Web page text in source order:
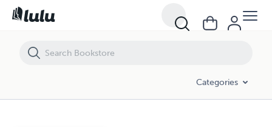
Categories
El Libro De Shadows "Renaissance"